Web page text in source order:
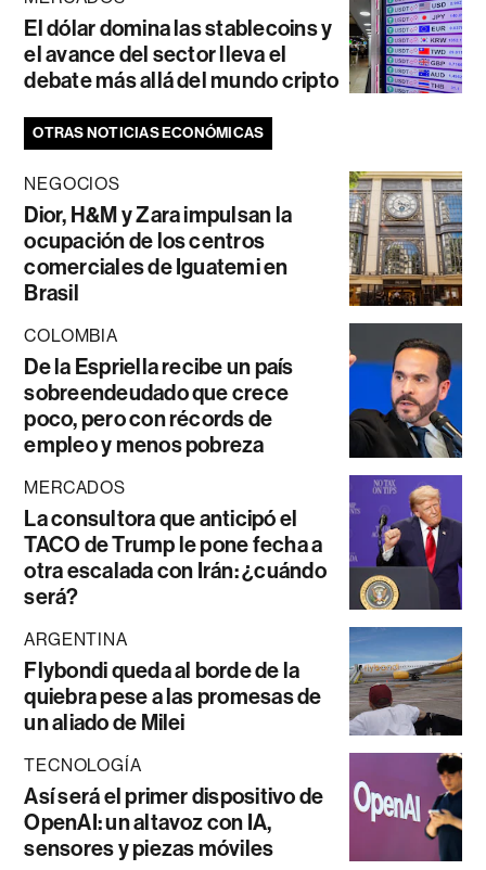
El dólar domina las stablecoins y
el avance del sector lleva el
debate más allá del mundo cripto
OTRAS NOTICIAS ECONÓMICAS
NEGOCIOS
Dior, H&M y Zara impulsan la
ocupación de los centros
comerciales de Iguatemi en
Brasil
COLOMBIA
De la Espriella recibe un país
sobreendeudado que crece
poco, pero con récords de
empleo y menos pobreza
MERCADOS
La consultora que anticipó el
TACO de Trump le pone fecha a
otra escalada con Irán: ¿cuándo
será?
ARGENTINA
Flybondi queda al borde de la
quiebra pese a las promesas de
un aliado de Milei
TECNOLOGÍA
Así será el primer dispositivo de
OpenAI: un altavoz con IA,
sensores y piezas móviles